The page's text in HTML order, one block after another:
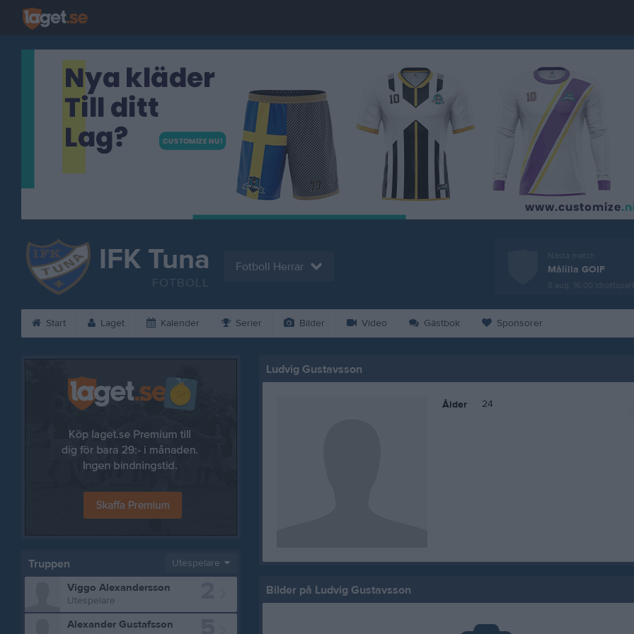
IFK Tuna
FOTBOLL
Fotboll Herrar
Nästa match
Målilla GOIF
8 aug, 16:00
Start Laget Kalender Serier Bilder Video Gästbok Sponsorer
Ludvig Gustavsson
Ålder 24
Bilder på Ludvig Gustavsson
Truppen Utespelare
Viggo Alexandersson
Utespelare
Alexander Gustafsson